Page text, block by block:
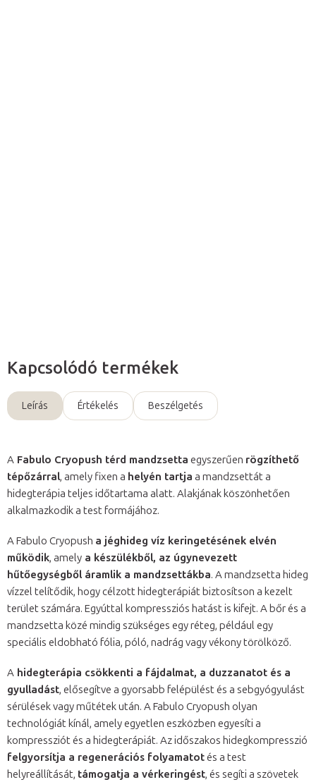
Kapcsolódó termékek
Leírás Értékelés Beszélgetés
A Fabulo Cryopush térd mandzsetta egyszerűen rögzíthető
tépőzárral, amely fixen a helyén tartja a mandzsettát a
hidegterápia teljes időtartama alatt. Alakjának köszönhetően
alkalmazkodik a test formájához.
A Fabulo Cryopush a jéghideg víz keringetésének elvén
működik, amely a készülékből, az úgynevezett
hűtőegységből áramlik a mandzsettákba. A mandzsetta hideg
vízzel telítődik, hogy célzott hidegterápiát biztosítson a kezelt
terület számára. Egyúttal kompressziós hatást is kifejt. A bőr és a
mandzsetta közé mindig szükséges egy réteg, például egy
speciális eldobható fólia, póló, nadrág vagy vékony törölköző.
A hidegterápia csökkenti a fájdalmat, a duzzanatot és a
gyulladást, elősegítve a gyorsabb felépülést és a sebgyógyulást
sérülések vagy műtétek után. A Fabulo Cryopush olyan
technológiát kínál, amely egyetlen eszközben egyesíti a
kompressziót és a hidegterápiát. Az időszakos hidegkompresszió
felgyorsítja a regenerációs folyamatotés a test
helyreállítását, támogatja a vérkeringést, és segíti a szövetek